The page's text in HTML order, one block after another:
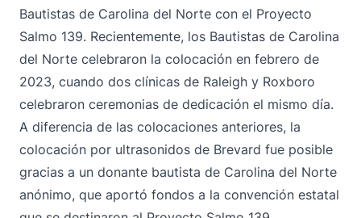
Bautistas de Carolina del Norte con el Proyecto
Salmo 139. Recientemente, los Bautistas de Carolina
del Norte celebraron la colocación en febrero de
2023, cuando dos clínicas de Raleigh y Roxboro
celebraron ceremonias de dedicación el mismo día.
A diferencia de las colocaciones anteriores, la
colocación por ultrasonidos de Brevard fue posible
gracias a un donante bautista de Carolina del Norte
anónimo, que aportó fondos a la convención estatal